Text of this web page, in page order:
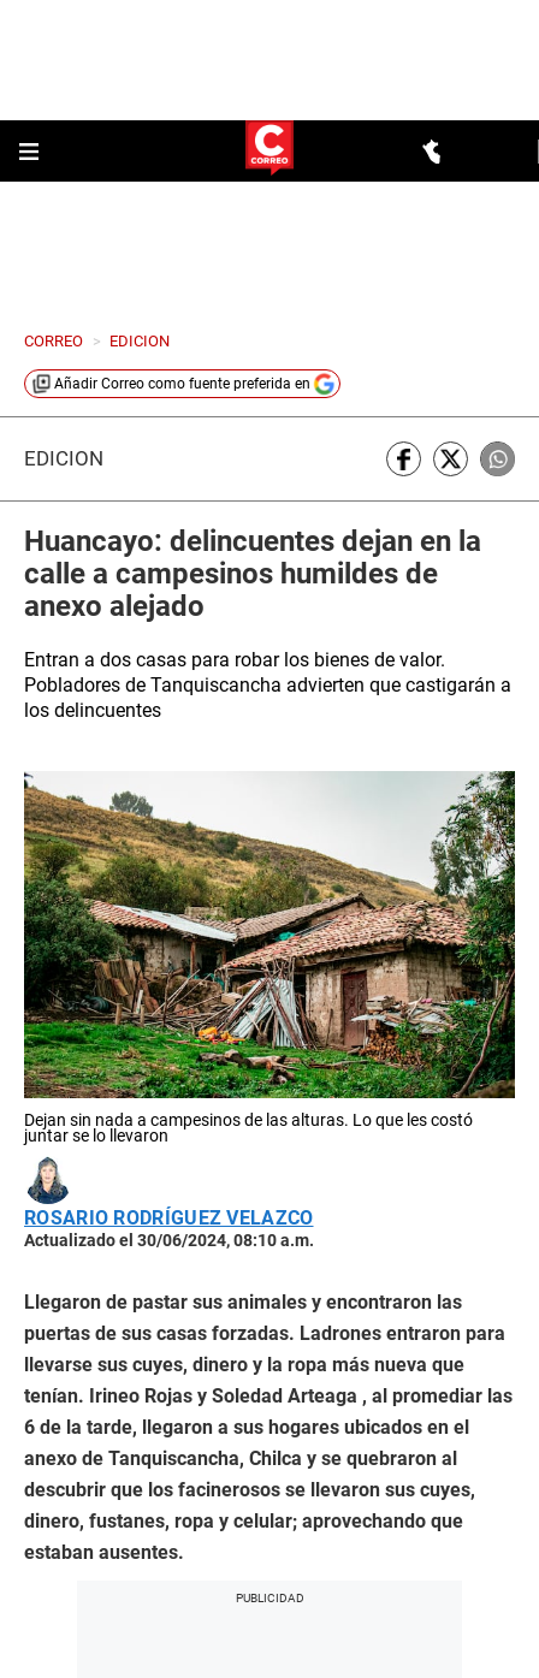
CORREO > EDICION
Añadir Correo como fuente preferida en
EDICIÓN
Huancayo: delincuentes dejan en la
calle a campesinos humildes de
anexo alejado
Entran a dos casas para robar los bienes de valor.
Pobladores de Tanquiscancha advierten que castigarán a
los delincuentes
Dejan sin nada a campesinos de las alturas. Lo que les costó
juntar se lo llevaron
ROSARIO RODRÍGUEZ VELAZCO
Actualizado el 30/06/2024, 08:10 a.m.
Llegaron de pastar sus animales y encontraron las
puertas de sus casas forzadas. Ladrones entraron para
llevarse sus cuyes, dinero y la ropa más nueva que
tenían. Irineo Rojas y Soledad Arteaga , al promediar las
6 de la tarde, llegaron a sus hogares ubicados en el
anexo de Tanquiscancha, Chilca y se quebraron al
descubrir que los facinerosos se llevaron sus cuyes,
dinero, fustanes, ropa y celular; aprovechando que
estaban ausentes.